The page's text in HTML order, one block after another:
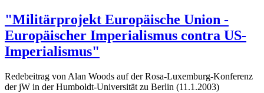
"Militärprojekt Europäische Union -
Europäischer Imperialismus contra US-
Imperialismus"
Redebeitrag von Alan Woods auf der Rosa-Luxemburg-Konferenz
der jW in der Humboldt-Universität zu Berlin (11.1.2003)